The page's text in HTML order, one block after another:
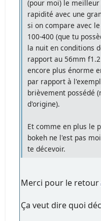
(pour moi) le
rapidité avec une
si on compare avec
100-400 (que tu
la nuit en conditions
rapport au 56mm
encore plus énorme
par rapport à
brièvement possédé
d'origine).
Et comme en plus le
bokeh ne l'est pas
te décevoir.
Merci pour le retour
Ça veut dire quoi